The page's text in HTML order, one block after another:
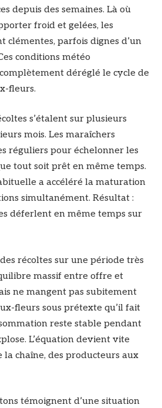
depuis des semaines. Là où
froid et gelées, les
clémentes, parfois dignes d’un
conditions météo
déréglé le cycle de
fleurs.
s’étalent sur plusieurs
mois. Les maraîchers
réguliers pour échelonner les
tout soit prêt en même temps.
a accéléré la maturation
simultanément. Résultat :
déferlent en même temps sur
récoltes sur une période très
massif entre offre et
ne mangent pas subitement
fleurs sous prétexte qu’il fait
reste stable pendant
L’équation devient vite
chaîne, des producteurs aux
témoignent d’une situation